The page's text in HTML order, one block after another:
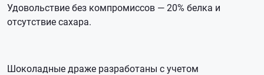
Удовольствие без компромиссов — 20% белка и
отсутствие сахара.
Шоколадные драже разработаны с учетом